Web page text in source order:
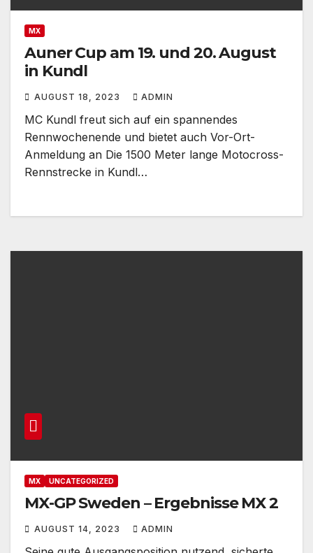
MX
Auner Cup am 19. und 20. August
in Kundl
AUGUST 18, 2023 ADMIN
MC Kundl freut sich auf ein spannendes
Rennwochenende und bietet auch Vor-Ort-
Anmeldung an Die 1500 Meter lange Motocross-
Rennstrecke in Kundl…
MX UNCATEGORIZED
MX-GP Sweden – Ergebnisse MX 2
AUGUST 14, 2023 ADMIN